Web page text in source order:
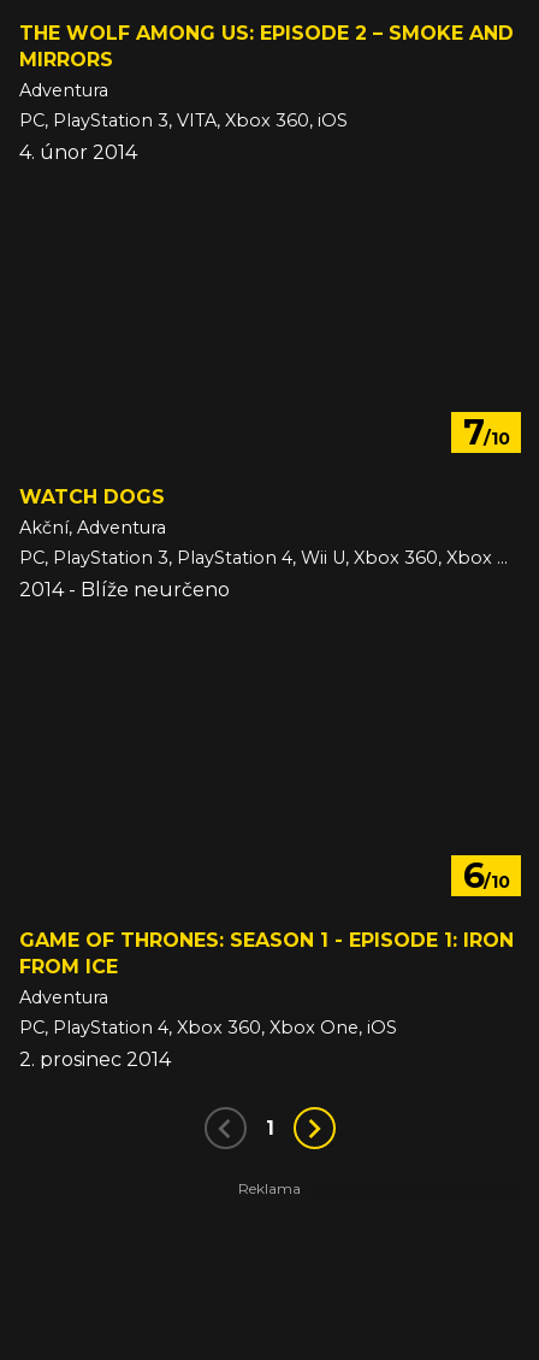
THE WOLF AMONG US: EPISODE 2 – SMOKE AND
MIRRORS
Adventura
PC, PlayStation 3, VITA, Xbox 360, iOS
4. únor 2014
7/10
WATCH DOGS
Akční, Adventura
PC, PlayStation 3, PlayStation 4, Wii U, Xbox 360, Xbox One
2014 - Blíže neurčeno
6/10
GAME OF THRONES: SEASON 1 - EPISODE 1: IRON
FROM ICE
Adventura
PC, PlayStation 4, Xbox 360, Xbox One, iOS
2. prosinec 2014
1